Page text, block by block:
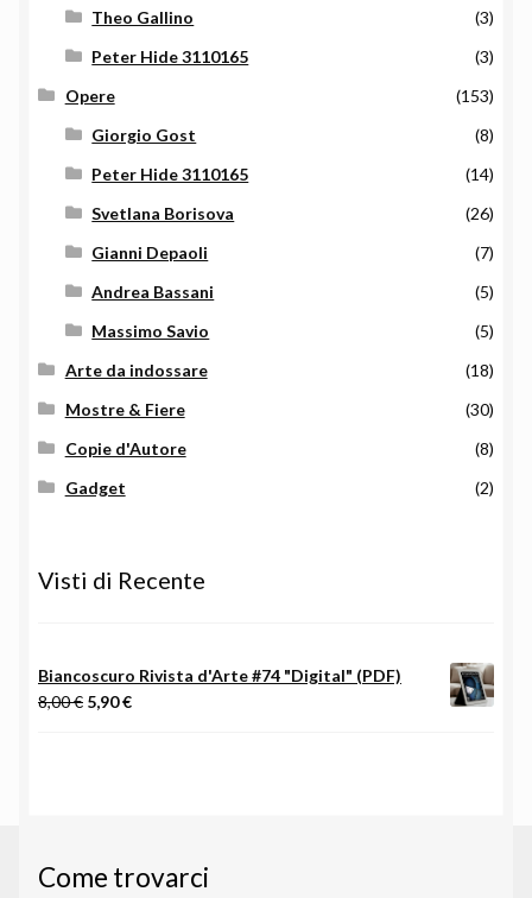
Theo Gallino
(3)
Peter Hide 3110165
(3)
Opere
(153)
Giorgio Gost
(8)
Peter Hide 3110165
(14)
Svetlana Borisova
(26)
Gianni Depaoli
(7)
Andrea Bassani
(5)
Massimo Savio
(5)
Arte da indossare
(18)
Mostre & Fiere
(30)
Copie d'Autore
(8)
Gadget
(2)
Visti di Recente
Biancoscuro Rivista d'Arte #74 "Digital" (PDF)
8,00€ Il
5,90€Il
Come trovarci